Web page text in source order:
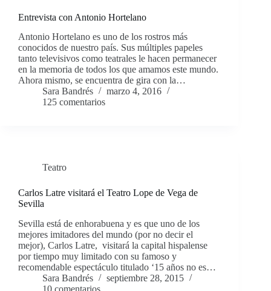
Entrevista con Antonio Hortelano
Antonio Hortelano es uno de los rostros más
conocidos de nuestro país. Sus múltiples papeles
tanto televisivos como teatrales le hacen permanecer
en la memoria de todos los que amamos este mundo.
Ahora mismo, se encuentra de gira con la…
Sara Bandrés
marzo 4, 2016
125 comentarios
Teatro
Carlos Latre visitará el Teatro Lope de Vega de
Sevilla
Sevilla está de enhorabuena y es que uno de los
mejores imitadores del mundo (por no decir el
mejor), Carlos Latre, visitará la capital hispalense
por tiempo muy limitado con su famoso y
recomendable espectáculo titulado ‘15 años no es…
Sara Bandrés
septiembre 28, 2015